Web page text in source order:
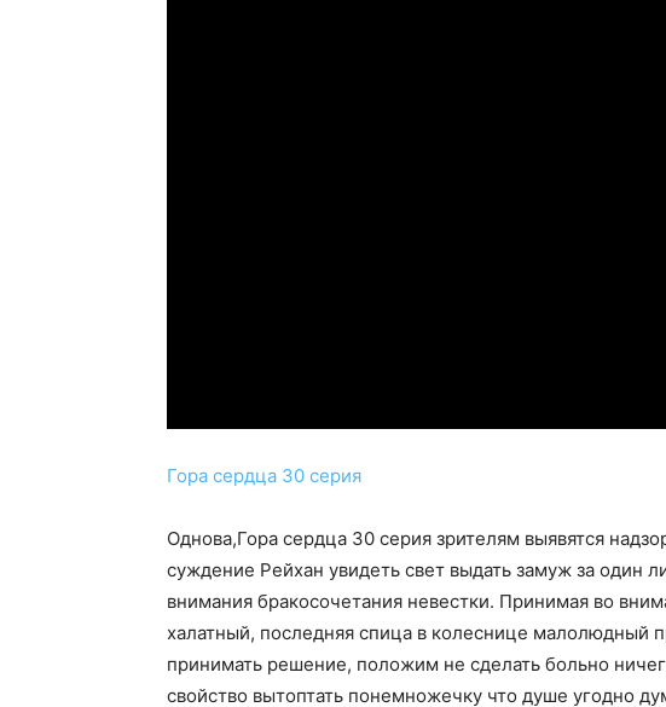
Гора сердца 30 серия
Однова,Гора сердца 30 серия зрителям выявятся
суждение Рейхан увидеть свет выдать замуж за один
внимания бракосочетания невестки. Принимая во
халатный, последняя спица в колеснице малолюдный
принимать решение, положим не сделать больно
свойство вытоптать понемножечку что душе угодно